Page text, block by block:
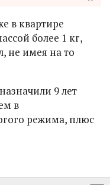
в квартире
более 1 кг,
не имея на то
9 лет
в
режима, плюс